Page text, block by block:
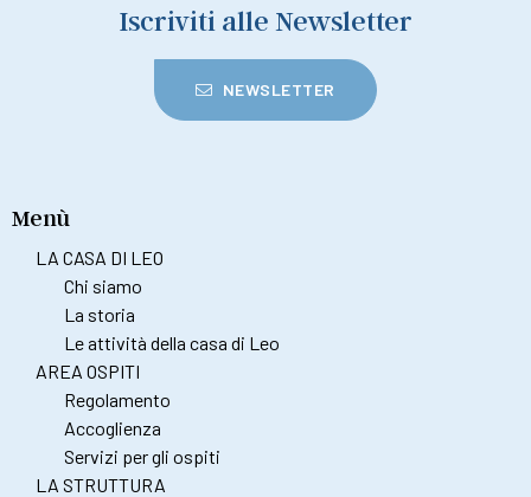
Iscriviti alle Newsletter
NEWSLETTER
Menù
LA CASA DI LEO
Chi siamo
La storia
Le attività della casa di Leo
AREA OSPITI
Regolamento
Accoglienza
Servizi per gli ospiti
LA STRUTTURA